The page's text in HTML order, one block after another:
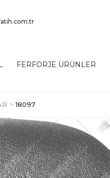
FERFORJE ÜRÜNLER
18097